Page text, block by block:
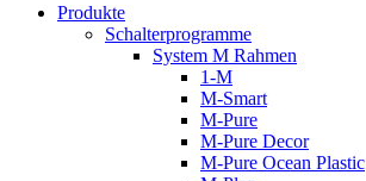
Produkte
Schalterprogramme
System M Rahmen
1-M
M-Smart
M-Pure
M-Pure Decor
M-Pure Ocean Plastic